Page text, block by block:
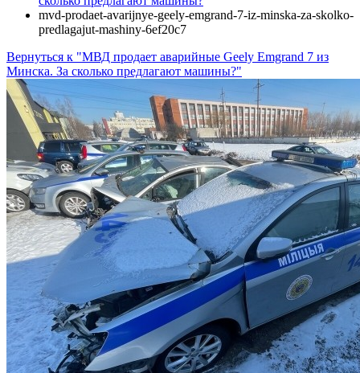
mvd-prodaet-avarijnye-geely-emgrand-7-iz-minska-za-skolko-
predlagajut-mashiny-6ef20c7
Вернуться к "МВД продает аварийные Geely Emgrand 7 из
Минска. За сколько предлагают машины?"